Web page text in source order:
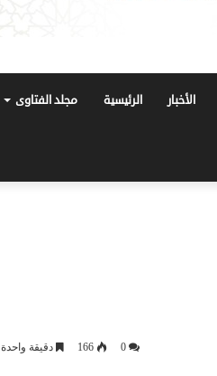
الأخبار الرئيسية مجلد الفتاوى
0
166 دقيقة واحدة